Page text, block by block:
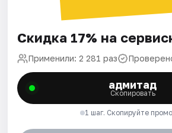
Скидка 17% на
Применили: 2 281 раз
адмитад
Скопировать
1 шаг. Скопируйте